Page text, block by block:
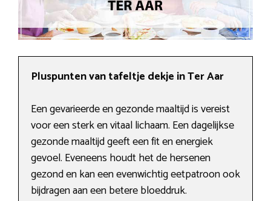
Pluspunten van tafeltje dekje in Ter Aar
Een gevarieerde en gezonde maaltijd is vereist
voor een sterk en vitaal lichaam. Een dagelijkse
gezonde maaltijd geeft een fit en energiek
gevoel. Eveneens houdt het de hersenen
gezond en kan een evenwichtig eetpatroon ook
bijdragen aan een betere bloeddruk.